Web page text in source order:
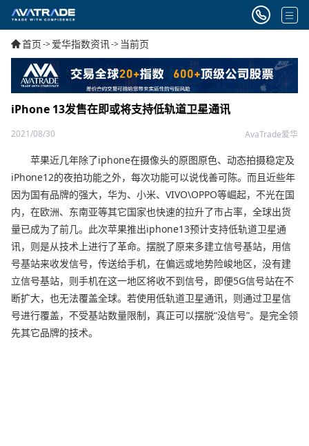
首页->爱华指数资讯-> 当前页
iPhone 13发售在即或将支持低轨道卫星通讯
2021/08/30 AvaTrade爱华
苹果近几年除了iphone在摄像头的原图原色、动态拍摄稳定及
iPhone12的夜拍功能之外，每次功能可以说伐善可陈。而且近些年
因为国有品牌的强大，华为、小米、VIVO\OPPO等崛起，不光在国
内，在欧洲、东南亚等其它国家也快速的拉升了市占率，全球出货
量已成为了前几。此次苹果推出iphone13预计支持低轨道卫星通
讯，则是从技术上进行了革命。摆脱了原来多建立信号基站，用信
号基站来收发信号，传送给手机，在偏远或地势险峻地区，没有建
立信号基站，则手机在这一地区将收不到信号，即便5G信号站在不
断扩大，也无法覆盖全球。若使用低轨道卫星通讯，则通过卫星信
号进行覆盖，不受基站数量限制，真正可以摆脱“没信号”。是完全领
先其它品牌的技术。